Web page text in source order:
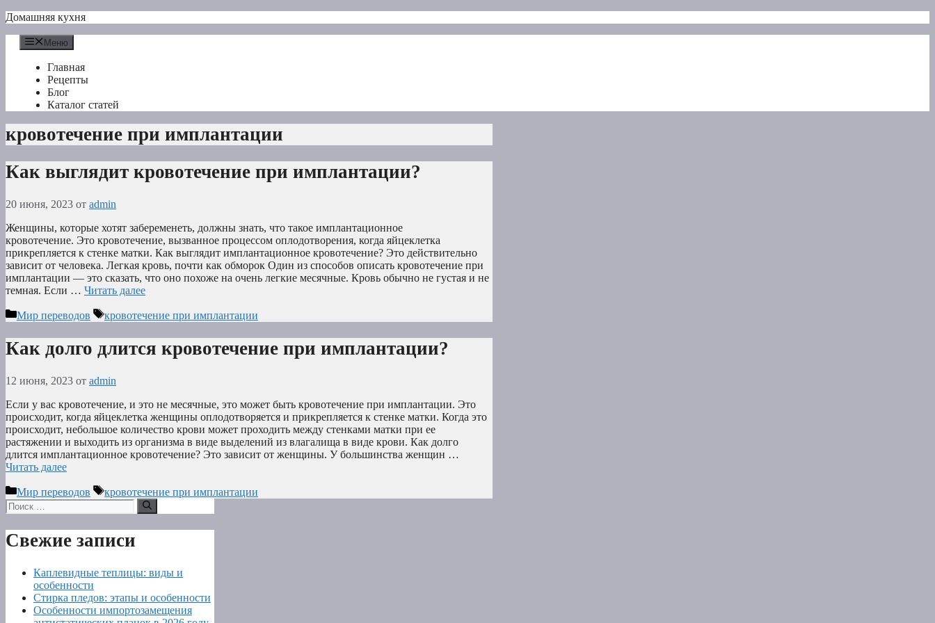
Перейти
содержимому
Домашняя кухня
Меню
Главная
Рецепты
Блог
Каталог статей
кровотечение при имплантации
Как выглядит кровотечение при имплантации?
20 июня, 2023 от admin
Женщины, которые хотят забеременеть, должны знать, что такое имплантационное
кровотечение. Это кровотечение, вызванное процессом оплодотворения, когда яйцеклетка
прикрепляется к стенке матки. Как выглядит имплантационное кровотечение? Это действительно
зависит от человека. Легкая кровь, почти как обморок Один из способов описать кровотечение при
имплантации — это сказать, что оно похоже на очень легкие месячные. Кровь обычно не густая и не
темная. Если … Читать далее
Рубрики
Мир переводов Метки
кровотечение при имплантации
Как долго длится кровотечение при имплантации?
12 июня, 2023 от admin
Если у вас кровотечение, и это не месячные, это может быть кровотечение при имплантации. Это
происходит, когда яйцеклетка женщины оплодотворяется и прикрепляется к стенке матки. Когда это
происходит, небольшое количество крови может проходить между стенками матки при ее
растяжении и выходить из организма в виде выделений из влагалища в виде крови. Как долго
длится имплантационное кровотечение? Это зависит от женщины. У большинства женщин …
Читать далее
Рубрики
Мир переводов Метки
кровотечение при имплантации
Поиск:
Свежие записи
Каплевидные теплицы: виды и
особенности
Стирка пледов: этапы и особенности
Особенности импортозамещения